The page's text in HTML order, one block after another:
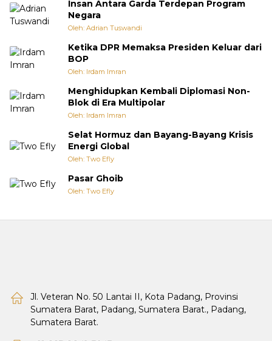
Insan Antara Garda Terdepan Program
Negara
Oleh: Adrian Tuswandi
Ketika DPR Memaksa Presiden Keluar dari
BOP
Oleh: Irdam Imran
Menghidupkan Kembali Diplomasi Non-
Blok di Era Multipolar
Oleh: Irdam Imran
Selat Hormuz dan Bayang-Bayang Krisis
Energi Global
Oleh: Two Efly
Pasar Ghoib
Oleh: Two Efly
Jl. Veteran No. 50 Lantai II, Kota Padang, Provinsi
Sumatera Barat, Padang, Sumatera Barat., Padang,
Sumatera Barat.